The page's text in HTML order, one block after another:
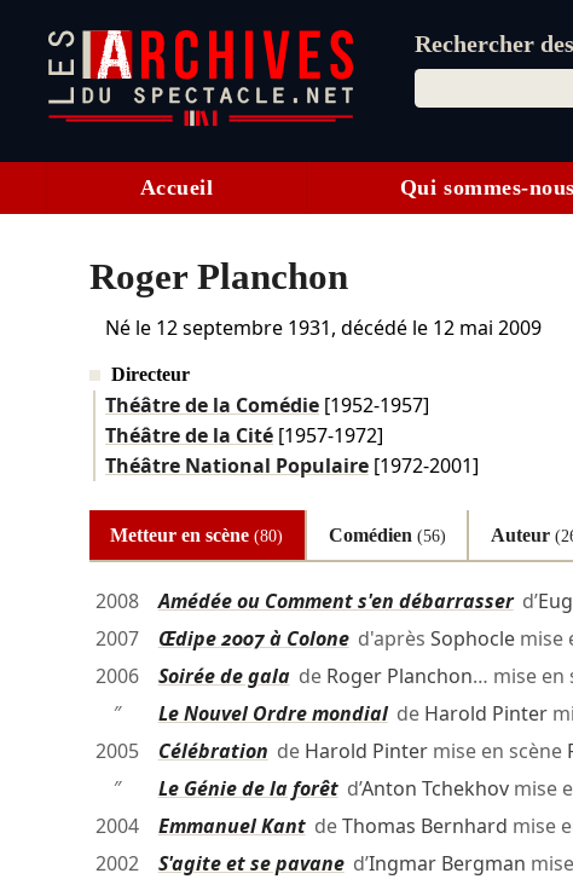
Rechercher
Accueil Qui sommes-
Roger Planchon
Né le 12 septembre 1931, décédé le 12 mai 2009
Directeur
Théâtre de la Comédie [1952-1957]
Théâtre de la Cité [1957-1972]
Théâtre National Populaire [1972-2001]
Metteur en scène(80) Comédien (56) Auteur
2008 Amédée ou Comment s'en débarrasserd’
2007
Œdipe 2007 à Coloned'après Sophoclemise
2006
Soirée de galade Roger Planchon… mise en
″
Le Nouvel Ordre mondialde Harold Pinter
2005
Célébration de Harold Pintermise en scène
″
Le Génie de la forêtd’Anton Tchekhovmise
2004
Emmanuel KantdeThomas Bernhard mise
2002
S'agite et se pavaned’Ingmar Bergman